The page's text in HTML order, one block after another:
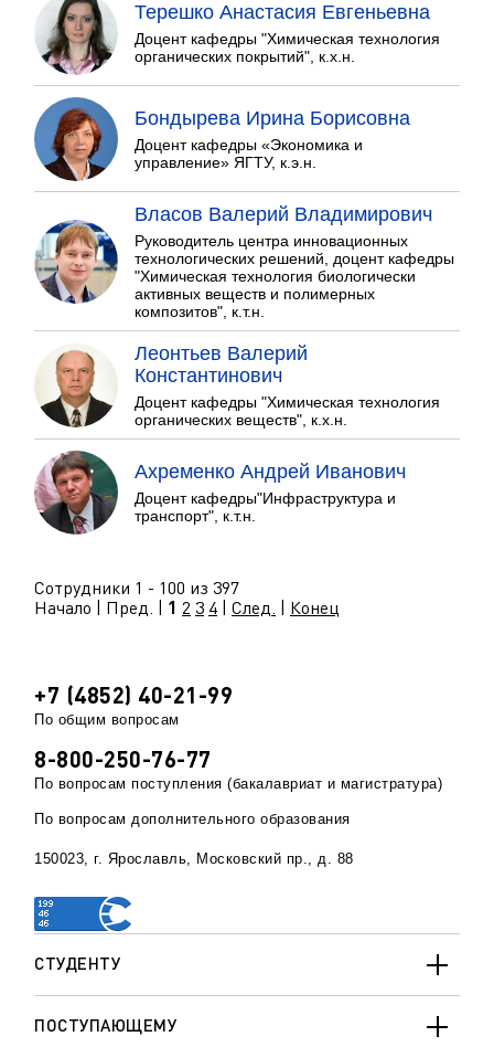
Терешко Анастасия Евгеньевна
Доцент кафедры "Химическая технология
органических покрытий", к.х.н.
Бондырева Ирина Борисовна
Доцент кафедры «Экономика и
управление» ЯГТУ, к.э.н.
Власов Валерий Владимирович
Руководитель центра инновационных
технологических решений, доцент кафедры
"Химическая технология биологически
активных веществ и полимерных
композитов", к.т.н.
Леонтьев Валерий
Константинович
Доцент кафедры "Химическая технология
органических веществ", к.х.н.
Ахременко Андрей Иванович
Доцент кафедры"Инфраструктура и
транспорт", к.т.н.
Сотрудники 1 - 100 из 397
Начало | Пред. | 1 2 3 4 След. Конец
СТУДЕНТУ
ПОСТУПАЮЩЕМУ
+7 (4852) 40-21-99
По общим вопросам
8-800-250-76-77
По вопросам поступления (бакалавриат и магистратура)
По вопросам дополнительного образования
150023, г. Ярославль, Московский пр., д. 88